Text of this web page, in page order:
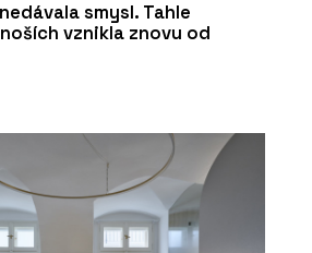
smysl. Tahle
vznikla znovu od